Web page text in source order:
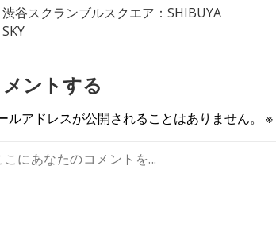
渋谷スクランブルスクエア：SHIBUYA
SKY
ントする
ルアドレスが公開されることはありません。 ※